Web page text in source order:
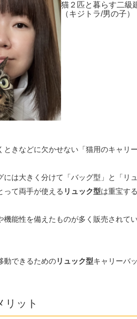
猫２匹と暮らす二級
（キジトラ/男の子
きなどに欠かせない「猫用のキャリー
には大きく分けて「バッグ型」と「リ
って両手が使える リュック型は重宝す
機能性を備えたものが多く販売されて
動できるためのリュック型キャリーバ
リット